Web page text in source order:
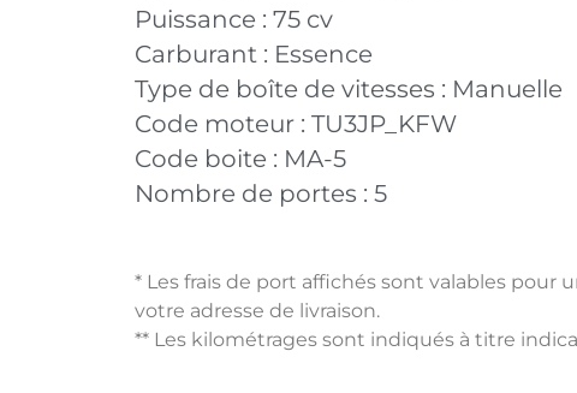
Puissance : 75 cv
Carburant : Essence
Type de boîte de vitesses : Manuelle
Code moteur : TU3JP_KFW
Code boite : MA-5
Nombre de portes : 5
* Les frais de port affichés sont valables pour
votre adresse de livraison.
** Les kilométrages sont indiqués à titre